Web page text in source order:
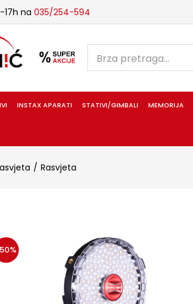
na 035/254-594
INSTAX APARATI STATIVI/GIMBALI MEMORIJA
Rasvjeta